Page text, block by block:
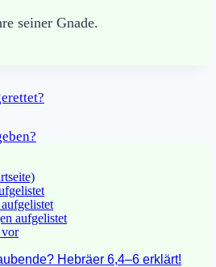
seiner Gnade.
aufgelistet
Hebräer 6,4–6 erklärt!